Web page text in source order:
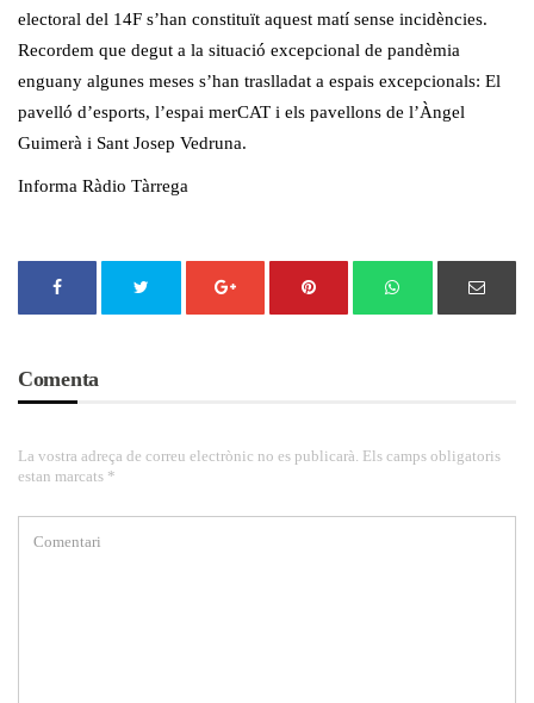
electoral del 14F s’han constituït aquest matí sense incidències.
Recordem que degut a la situació excepcional de pandèmia
enguany algunes meses s’han traslladat a espais excepcionals: El
pavelló d’esports, l’espai merCAT i els pavellons de l’Àngel
Guimerà i Sant Josep Vedruna.
Informa Ràdio Tàrrega
Comenta
La vostra adreça de correu electrònic no es publicarà. Els camps obligatoris
estan marcats *